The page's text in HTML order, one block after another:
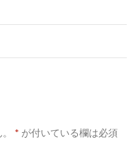
* が付いている欄は必須